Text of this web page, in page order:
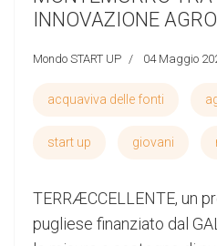
INNOVAZIONE
Mondo START UP 04 Maggio
acquaviva delle fonti
start up giovani
TERRÆCCELLENTE, un
pugliese finanziato dal